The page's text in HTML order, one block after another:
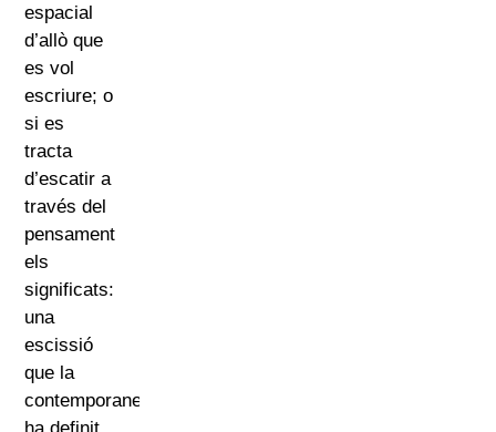
espacial
d’allò que
es vol
escriure; o
si es
tracta
d’escatir a
través del
pensament
els
significats:
una
escissió
que la
contemporaneïtat